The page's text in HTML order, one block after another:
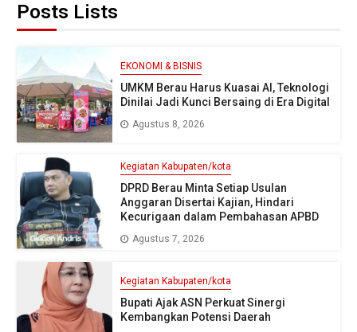
Posts Lists
EKONOMI & BISNIS
UMKM Berau Harus Kuasai AI, Teknologi
Dinilai Jadi Kunci Bersaing di Era Digital
Agustus 8, 2026
Kegiatan Kabupaten/kota
DPRD Berau Minta Setiap Usulan
Anggaran Disertai Kajian, Hindari
Kecurigaan dalam Pembahasan APBD
Agustus 7, 2026
Kegiatan Kabupaten/kota
Bupati Ajak ASN Perkuat Sinergi
Kembangkan Potensi Daerah